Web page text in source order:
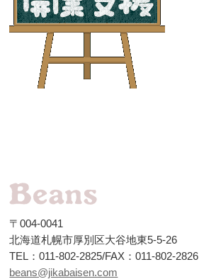
〒004-0041
北海道札幌市厚別区大谷地東5-5-26
TEL：011-802-2825/FAX：011-802-2826
beans@jikabaisen.com